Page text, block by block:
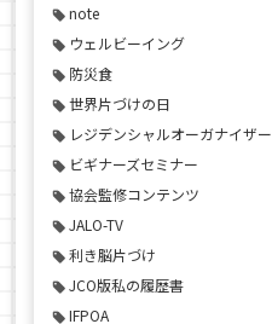
note
ウェルビーイング
防災食
世界片づけの日
レジデンシャルオーガナイザー
ビギナーズセミナー
協会監修コンテンツ
JALO-TV
利き脳片づけ
JCO版私の履歴書
IFPOA